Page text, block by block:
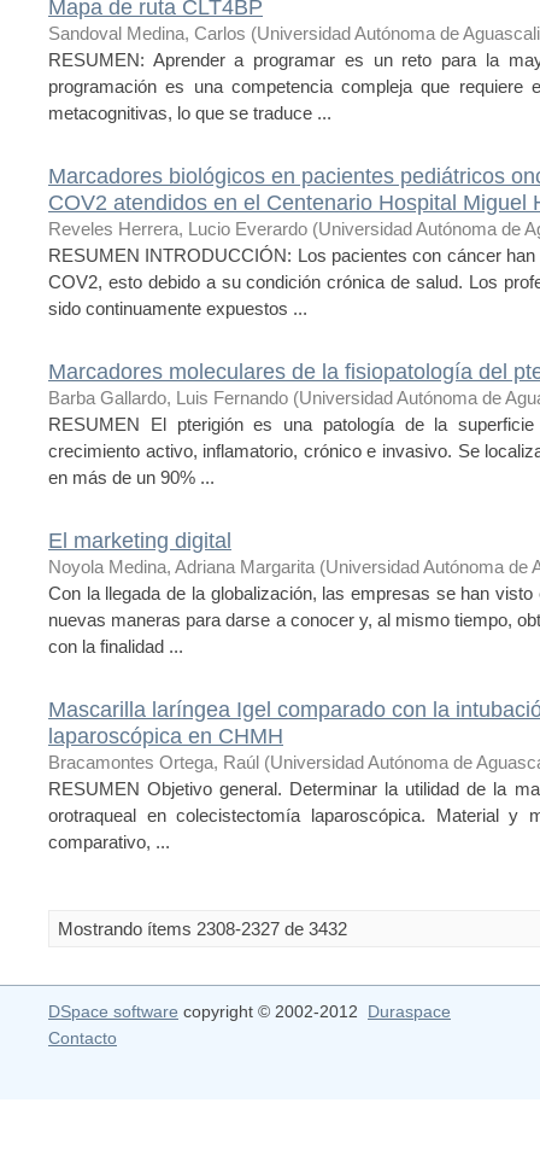
Mapa de ruta CLT4BP
Sandoval Medina, Carlos (Universidad Autónoma de
RESUMEN: Aprender a programar es un reto para la
programación es una competencia compleja que requiere
metacognitivas, lo que se traduce ...
Marcadores biológicos en pacientes pediátricos
COV2 atendidos en el Centenario Hospital Miguel
Reveles Herrera, Lucio Everardo (Universidad Autónoma de
RESUMEN INTRODUCCIÓN: Los pacientes con cáncer
COV2, esto debido a su condición crónica de salud. Los
sido continuamente expuestos ...
Marcadores moleculares de la fisiopatología del
Barba Gallardo, Luis Fernando (Universidad Autónoma de
RESUMEN El pterigión es una patología de la
crecimiento activo, inflamatorio, crónico e invasivo. Se
en más de un 90% ...
El marketing digital
Noyola Medina, Adriana Margarita (Universidad Autónoma de
Con la llegada de la globalización, las empresas se han
nuevas maneras para darse a conocer y, al mismo tiempo,
con la finalidad ...
Mascarilla laríngea Igel comparado con la
laparoscópica en CHMH
Bracamontes Ortega, Raúl (Universidad Autónoma de
RESUMEN Objetivo general. Determinar la utilidad de la
orotraqueal en colecistectomía laparoscópica. Material y
comparativo, ...
Mostrando ítems 2308-2327 de 3432
DSpace software copyright © 2002-2012 Duraspace
Contacto